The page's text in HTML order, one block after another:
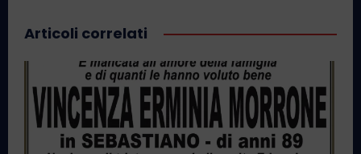
Articoli correlati